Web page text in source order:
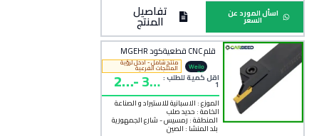
اسأل المورد عن
السعر تفاصيل
المنتج
قلم CNC قطعيةكود MGEHR
Weilo
ng
منتج شامل - ادخل لرؤية
المنتجات الفرعية
اقل كمية للطلب :
1
30
0
-
21
0
الموزع : الاسبانية للاستيراد و الصناعة
الخامة : حديد صلب
المنطقة : رمسيس - شارع الجمهورية
بلد المنشأ :الصين